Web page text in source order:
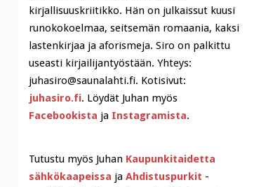
kirjallisuuskriitikko. Hän on julkaissut kuusi
runokokoelmaa, seitsemän romaania, kaksi
lastenkirjaa ja aforismeja. Siro on palkittu
useasti kirjailijantyöstään. Yhteys:
juhasiro@saunalahti.fi. Kotisivut:
juhasiro.fi. Löydät Juhan myös
Facebookista ja Instagramista.
Tutustu myös Juhan Kaupunkitaidetta
sähkökaapeissa ja Ahdistuspurkit -